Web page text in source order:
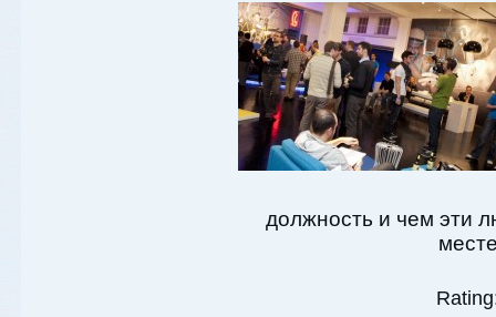
должность и чем эти